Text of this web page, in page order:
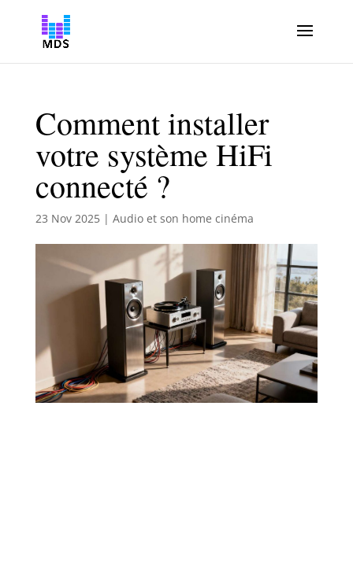
Comment installer
votre système HiFi
connecté ?
23 Nov 2025| Audio et son home cinéma